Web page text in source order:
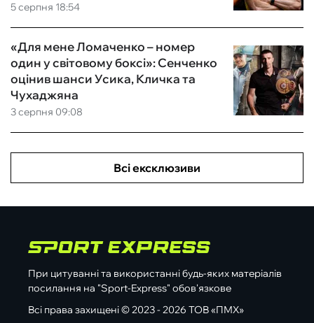
5 серпня 18:54
3 серпня 09:08
«Для мене Ломаченко – номер
один у світовому боксі»: Сенченко
оцінив шанси Усика, Кличка та
Чухаджяна
Всі ексклюзиви
При цитуванні та використанні будь-яких матеріалів
посилання на "Sport-Express" обов'язкове
Всі права захищені © 2023 - 2026 ТОВ «ПМХ»